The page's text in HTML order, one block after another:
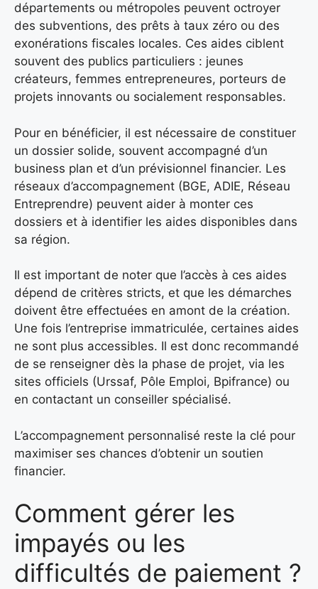
départements ou métropoles peuvent octroyer
des subventions, des prêts à taux zéro ou des
exonérations fiscales locales. Ces aides ciblent
souvent des publics particuliers : jeunes
créateurs, femmes entrepreneures, porteurs de
projets innovants ou socialement responsables.
Pour en bénéficier, il est nécessaire de constituer
un dossier solide, souvent accompagné d’un
business plan et d’un prévisionnel financier. Les
réseaux d’accompagnement (BGE, ADIE, Réseau
Entreprendre) peuvent aider à monter ces
dossiers et à identifier les aides disponibles dans
sa région.
Il est important de noter que l’accès à ces aides
dépend de critères stricts, et que les démarches
doivent être effectuées en amont de la création.
Une fois l’entreprise immatriculée, certaines aides
ne sont plus accessibles. Il est donc recommandé
de se renseigner dès la phase de projet, via les
sites officiels (Urssaf, Pôle Emploi, Bpifrance) ou
en contactant un conseiller spécialisé.
L’accompagnement personnalisé reste la clé pour
maximiser ses chances d’obtenir un soutien
financier.
Comment gérer les
impayés ou les
difficultés de paiement ?